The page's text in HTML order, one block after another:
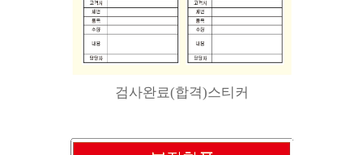
검사완료(합격)스티커